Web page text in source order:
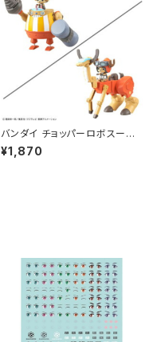
バンダイ チョッパーロボスーパ
ー4号&5号(カンフートレーサー
&ウォークホッパ プラモデル ワ
¥1,870